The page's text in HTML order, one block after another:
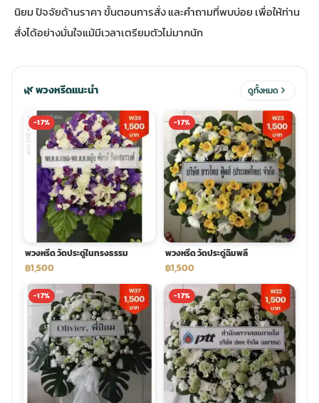
ดอกไม้งานศพ กรุงเทพ
ร้านดอกไม้งานศพ ใกล้ฉัน
ดอกไม้งานศพ ราคาถูก
จัดดอกไม้งานศพ ราคา
ดอกไม้งานศพ ส่งฟรี
ดอกไม้งานศพ ออนไลน์
พวงดอกไม้งานศพ
tpdecorate ปูพื้น
พวงหรีดดอกไม้สด ราคาถูก
ส่งพวงหรีด ด่วน กรุงเทพ
ร้านพวงหรีด กรุงเทพ ส่งฟรี
พวงหรีด ปากคลองตลาด ราคา
พวงหรีด ส่งด่วน วันนี้
ระดับเมรุ
รุ ออนไลน์
มรุ ส่งด่วน
น้าเมรุ กรุงเทพ
นิยม ปัจจัยด้านราคา ขั้นตอนการสั่ง และคำถามที่พบบ่อย เพื่อให้ท่าน
สั่งได้อย่างมั่นใจแม้มีเวลาเตรียมตัวไม่มากนัก
🌿 พวงหรีดแนะนำ ดูทั้งหมด
-17%
พวงหรีด วัดประดู่ในทรงธรรม
฿1,500
-17%
พวงหรีด วัดประดู่ฉิมพลี
฿1,500
-17% -17%